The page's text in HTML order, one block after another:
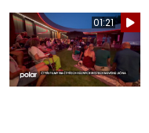
01:21